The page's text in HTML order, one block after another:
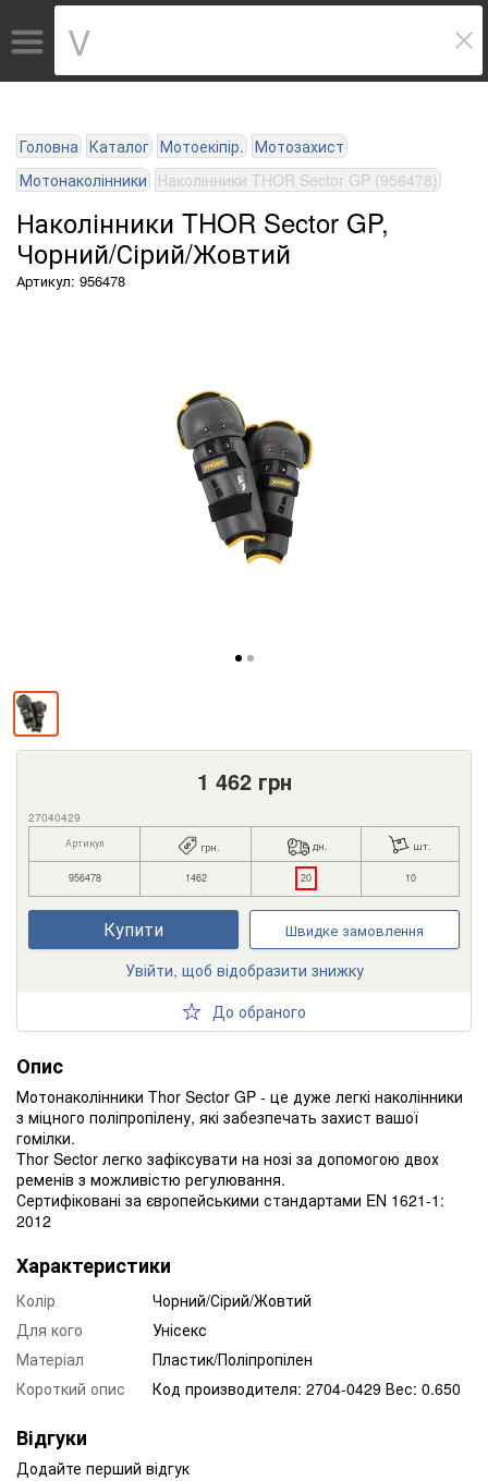
Головна Каталог Мотоекіпір. Мотозахист
Мотонаколінники Наколінники THOR Sector GP (956478)
Наколінники THOR Sector GP,
Чорний/Сірий/Жовтий
Артикул: 956478
1 462грн
27040429
Артикул грн. дн. шт.
956478 1462 20 10
Купити Швидке замовлення
Увійти, щоб відобразити знижку
До обраного
Опис
Мотонаколінники Thor Sector GP - це дуже легкі наколінники
з міцного поліпропілену, які забезпечать захист вашої
гомілки.
Thor Sector легко зафіксувати на нозі за допомогою двох
ременів з можливістю регулювання.
Сертифіковані за європейськими стандартами EN 1621-1:
2012
Характеристики
Колір
Чорний/Сірий/Жовтий
Для кого
Унісекс
Матеріал
Пластик/Поліпропілен
Короткий опис
Код производителя: 2704-0429 Вес: 0.650
Відгуки
Додайте перший відгук